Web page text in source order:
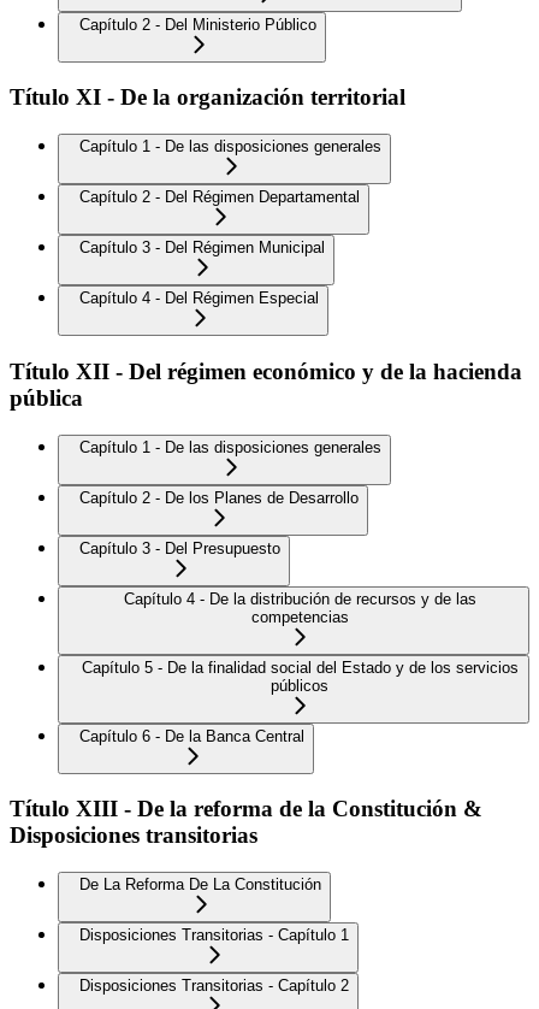
Capítulo 2 - Del Ministerio Público
Título XI - De la organización territorial
Capítulo 1 - De las disposiciones generales
Capítulo 2 - Del Régimen Departamental
Capítulo 3 - Del Régimen Municipal
Capítulo 4 - Del Régimen Especial
Título XII - Del régimen económico y de la hacienda
pública
Capítulo 1 - De las disposiciones generales
Capítulo 2 - De los Planes de Desarrollo
Capítulo 3 - Del Presupuesto
Capítulo 4 - De la distribución de recursos y de las
competencias
Capítulo 5 - De la finalidad social del Estado y de los servicios
públicos
Capítulo 6 - De la Banca Central
Título XIII - De la reforma de la Constitución &
Disposiciones transitorias
De La Reforma De La Constitución
Disposiciones Transitorias - Capítulo 1
Disposiciones Transitorias - Capítulo 2